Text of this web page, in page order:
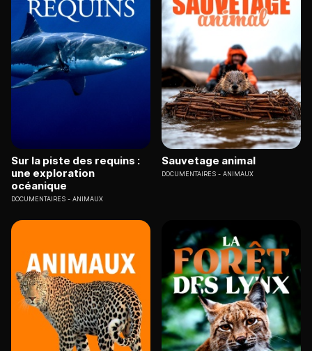
Sur la piste des requins :
une exploration
océanique
DOCUMENTAIRES ANIMAUX
Sauvetage animal
DOCUMENTAIRES ANIMAUX